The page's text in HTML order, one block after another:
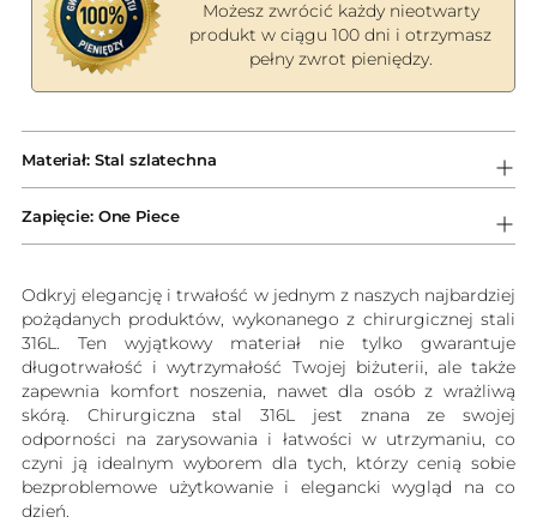
Możesz zwrócić każdy nieotwarty
produkt w ciągu 100 dni i otrzymasz
pełny zwrot pieniędzy.
do
koszyka
Materiał: Stal szlatechna
Zapięcie: One Piece
Odkryj elegancję i trwałość w jednym z naszych najbardziej
pożądanych produktów, wykonanego z chirurgicznej stali
316L. Ten wyjątkowy materiał nie tylko gwarantuje
długotrwałość i wytrzymałość Twojej biżuterii, ale także
zapewnia komfort noszenia, nawet dla osób z wrażliwą
skórą. Chirurgiczna stal 316L jest znana ze swojej
odporności na zarysowania i łatwości w utrzymaniu, co
czyni ją idealnym wyborem dla tych, którzy cenią sobie
bezproblemowe użytkowanie i elegancki wygląd na co
dzień.